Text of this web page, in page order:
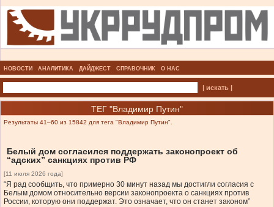
НОВОСТИ АНАЛИТИКА ДАЙДЖЕСТ СПРАВОЧНИК О НАС
| искать |
ТЕГ "Владимир Путин"
Результаты 41–60 из 15842 для тега "Владимир Путин".
Белый дом согласился поддержать законопроект об
“адских” санкциях против РФ
[11 июля 2026 года]
“Я рад сообщить, что примерно 30 минут назад мы достигли согласия с
Белым домом относительно версии законопроекта о санкциях против
России, которую они поддержат. Это означает, что он станет законом”